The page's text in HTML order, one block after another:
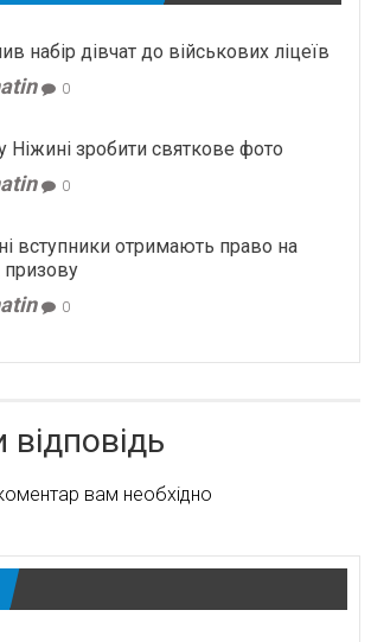
набір дівчат до військових ліцеїв
0
Ніжині зробити святкове фото
0
вступники отримають право на
призову
0
вам необхідно